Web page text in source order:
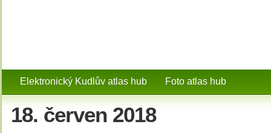
Elektronický Kudlův atlas hub Foto atlas hub
18. červen 2018